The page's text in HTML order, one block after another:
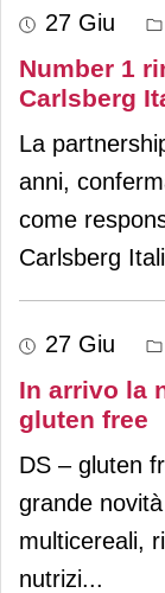
27 Giu
Number 1
Carlsberg
La
anni,
come
Carlsberg
27 Giu
In arrivo la
gluten free
DS – gluten
grande
multicereali,
nutrizi...